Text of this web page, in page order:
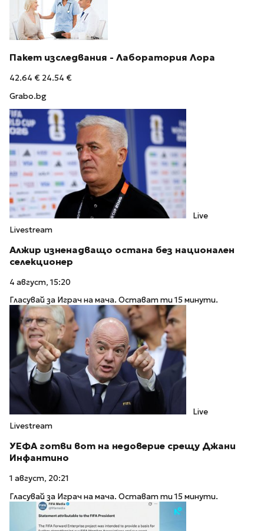
Пакет изследвания - Лаборатория Лора
42.64 € 24.54 €
Grabo.bg
Live
Livestream
Алжир изненадващо остана без национален
селекционер
4 август, 15:20
Гласувай за Играч на мача. Остават ти 15 минути.
Live
Livestream
УЕФА готви вот на недоверие срещу Джани
Инфантино
1 август, 20:21
Гласувай за Играч на мача. Остават ти 15 минути.